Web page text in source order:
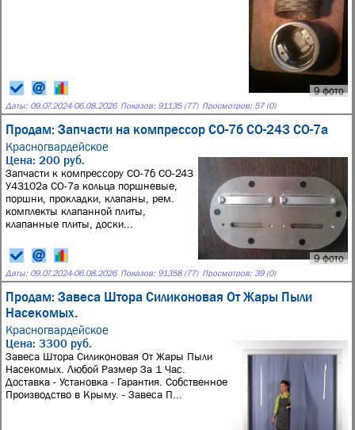
9 фото
Даты: 09.07.2024-06.08.2026 Показов: 91135 (77) Просмотров: 57 (0)
Продам: Запчасти на компрессор СО-7б СО-243 СО-7а
Красногвардейское
9 фото
Цена: 200 руб.
Запчасти к компрессору СО-7б СО-243
У43102а СО-7а кольца поршневые,
поршни, прокладки, клапаны, рем.
комплекты клапанной плиты,
клапанные плиты, доски...
Даты: 09.07.2024-06.08.2026 Показов: 91358 (77) Просмотров: 39 (0)
Продам: Завеса Штора Силиконовая От Жары Пыли
Насекомых.
Красногвардейское
Цена: 3300 руб.
Завеса Штора Силиконовая От Жары Пыли
Насекомых. Любой Размер За 1 Час.
Доставка - Установка - Гарантия. Собственное
Производство в Крыму. - Завеса П...